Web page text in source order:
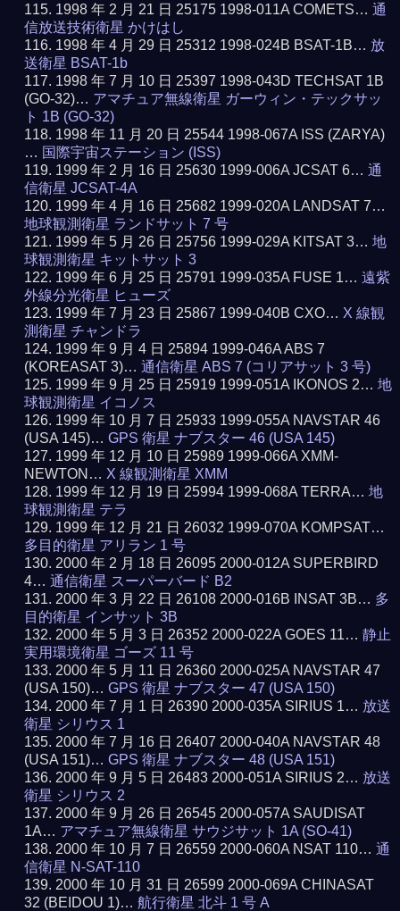
1998 年 2 月 21 日 25175 1998-011A COMETS…通
信放送技術衛星 かけはし
1998 年 4 月 29 日 25312 1998-024B BSAT-1B… 放
送衛星 BSAT-1b
1998 年 7 月 10 日 25397 1998-043D TECHSAT 1B
(GO-32)… アマチュア無線衛星 ガーウィン・テックサッ
ト 1B (GO-32)
1998 年 11 月 20 日 25544 1998-067A ISS (ZARYA)
… 国際宇宙ステーション (ISS)
1999 年 2 月 16 日 25630 1999-006A JCSAT 6…通
信衛星 JCSAT-4A
1999 年 4 月 16 日 25682 1999-020A LANDSAT 7…
地球観測衛星 ランドサット 7 号
1999 年 5 月 26 日 25756 1999-029A KITSAT 3…地
球観測衛星 キットサット 3
1999 年 6 月 25 日 25791 1999-035A FUSE 1…遠紫
外線分光衛星 ヒューズ
1999 年 7 月 23 日 25867 1999-040B CXO… X 線観
測衛星 チャンドラ
1999 年 9 月 4 日 25894 1999-046A ABS 7
(KOREASAT 3)…通信衛星 ABS 7 (コリアサット 3 号)
1999 年 9 月 25 日 25919 1999-051A IKONOS 2…地
球観測衛星 イコノス
1999 年 10 月 7 日 25933 1999-055A NAVSTAR 46
(USA 145)…GPS 衛星 ナブスター 46 (USA 145)
1999 年 12 月 10 日 25989 1999-066A XMM-
NEWTON… X 線観測衛星 XMM
1999 年 12 月 19 日 25994 1999-068A TERRA…地
球観測衛星 テラ
1999 年 12 月 21 日 26032 1999-070A KOMPSAT…
多目的衛星 アリラン 1 号
2000 年 2 月 18 日 26095 2000-012A SUPERBIRD
4…通信衛星 スーパーバード B2
2000 年 3 月 22 日 26108 2000-016B INSAT 3B… 多
目的衛星 インサット 3B
2000 年 5 月 3 日 26352 2000-022A GOES 11…静止
実用環境衛星 ゴーズ 11 号
2000 年 5 月 11 日 26360 2000-025A NAVSTAR 47
(USA 150)…GPS 衛星 ナブスター 47 (USA 150)
2000 年 7 月 1 日 26390 2000-035A SIRIUS 1… 放送
衛星 シリウス 1
2000 年 7 月 16 日 26407 2000-040A NAVSTAR 48
(USA 151)…GPS 衛星 ナブスター 48 (USA 151)
2000 年 9 月 5 日 26483 2000-051A SIRIUS 2… 放送
衛星 シリウス 2
2000 年 9 月 26 日 26545 2000-057A SAUDISAT
1A… アマチュア無線衛星 サウジサット 1A (SO-41)
2000 年 10 月 7 日 26559 2000-060A NSAT 110…通
信衛星 N-SAT-110
2000 年 10 月 31 日 26599 2000-069A CHINASAT
32 (BEIDOU 1)…航行衛星 北斗 1 号 A